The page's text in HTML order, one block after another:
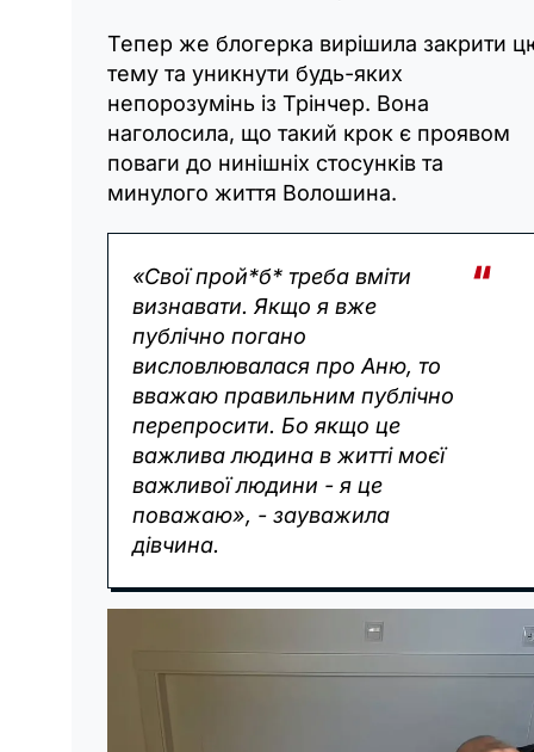
Тепер же блогерка вирішила закрити
тему та уникнути будь-яких
непорозумінь із Трінчер. Вона
наголосила, що такий крок є проявом
поваги до нинішніх стосунків та
минулого життя Волошина.
«Свої прой*б* треба вміти
визнавати. Якщо я вже
публічно погано
висловлювалася про Аню, то
вважаю правильним публічно
перепросити. Бо якщо це
важлива людина в житті моєї
важливої людини - я це
поважаю», - зауважила
дівчина.